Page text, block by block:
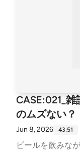
CASE:021_
のムズない？
Jun 8, 2026 43:51
ビールを飲みな